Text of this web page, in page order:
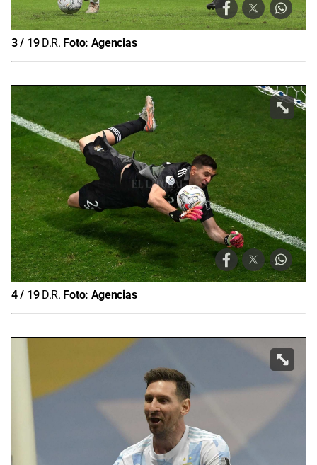
3/ 19 D.R. Foto: Agencias
4/ 19 D.R. Foto: Agencias